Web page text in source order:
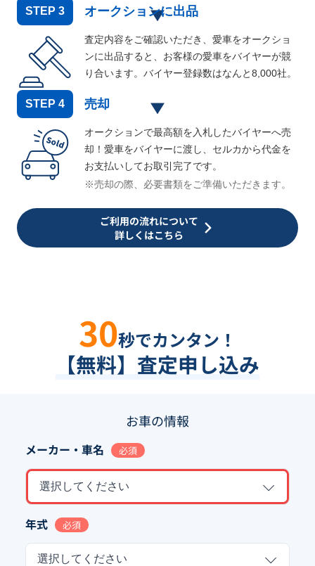
STEP 3 オークションに出品
査定内容をご確認いただき、愛車をオークショ
ンに出品すると、お客様の愛車をバイヤーが競
り合います。バイヤー登録数はなんと8,000社。
STEP 4 売却
オークションで最高額を入札したバイヤーへ売
却！愛車をバイヤーに渡し、セルカから代金を
お支払いしてお取引完了です。
※売却の際、必要書類をご準備いただきます。
ご利用の流れについて
詳しくはこちら
30秒でカンタン！
【無料】査定申し込み
お車の情報
メーカー・車名 必須
選択してください
年式 必須
選択してください